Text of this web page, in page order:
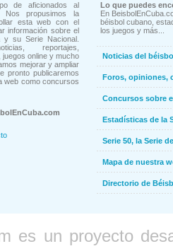
de aficionados al
Nos propusimos la
esta web con el
información sobre el
y su Serie Nacional.
reportajes,
online y mucho
mejorar y ampliar
pronto publicaremos
web como concursos
Lo que puedes
En
béisbol cubano,
los juegos y más...
Noticias del
Foros, opiniones,
Concursos sobre
Estadísticas de la
Serie 50, la Serie
Mapa de nuestra
Directorio de
es un proyecto